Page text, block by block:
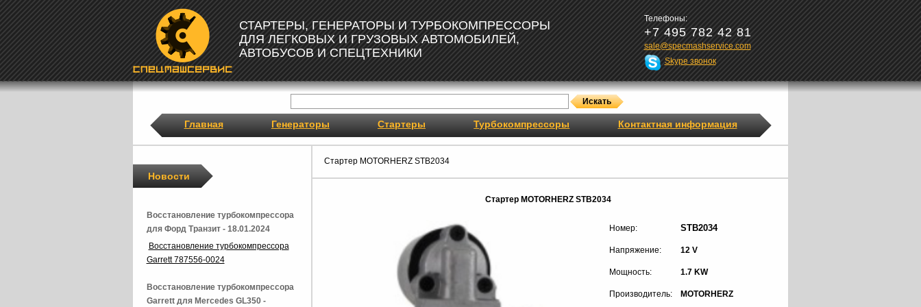
СТАРТЕРЫ, ГЕНЕРАТОРЫ И ТУРБОКОМПРЕССОРЫ
ДЛЯ ЛЕГКОВЫХ И ГРУЗОВЫХ АВТОМОБИЛЕЙ,
АВТОБУСОВ И СПЕЦТЕХНИКИ
Телефоны:
+7 495 782 42 81
sale@specmashservice.com
Skype звонок
Главная Генераторы Стартеры Турбокомпрессоры Контактная информация
Стартер MOTORHERZ STB2034
Стартер MOTORHERZ STB2034
Номер: STB2034
Напряжение: 12 V
Мощность: 1.7 KW
Производитель: MOTORHERZ
Новости
Восстановление турбокомпрессора
для Форд Транзит - 18.01.2024
Восстановление турбокомпрессора
Garrett 787556-0024
Восстановление турбокомпрессора
Garrett для Mercedes GL350 -